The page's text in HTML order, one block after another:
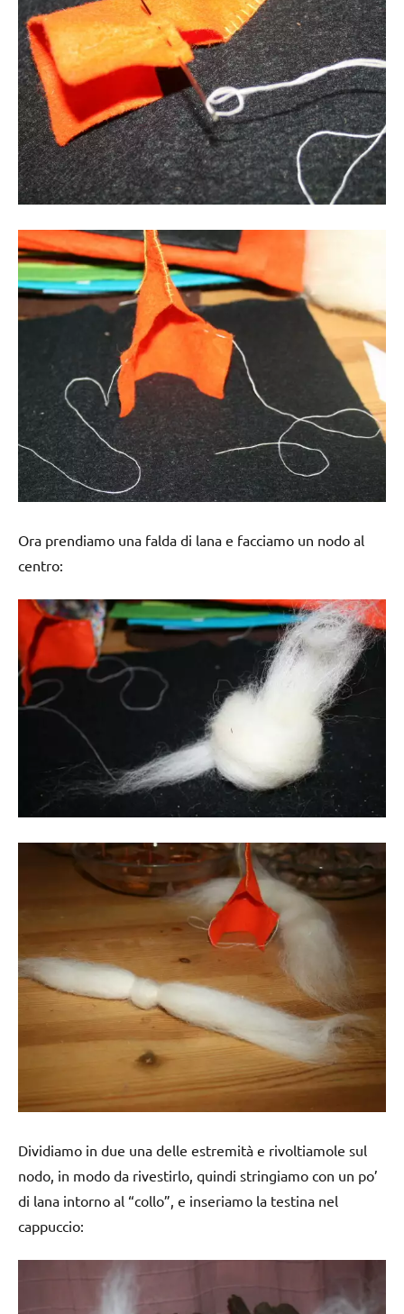
Ora prendiamo una falda di lana e facciamo un nodo al
centro:
Dividiamo in due una delle estremità e rivoltiamole sul
nodo, in modo da rivestirlo, quindi stringiamo con un po’
di lana intorno al “collo”, e inseriamo la testina nel
cappuccio: